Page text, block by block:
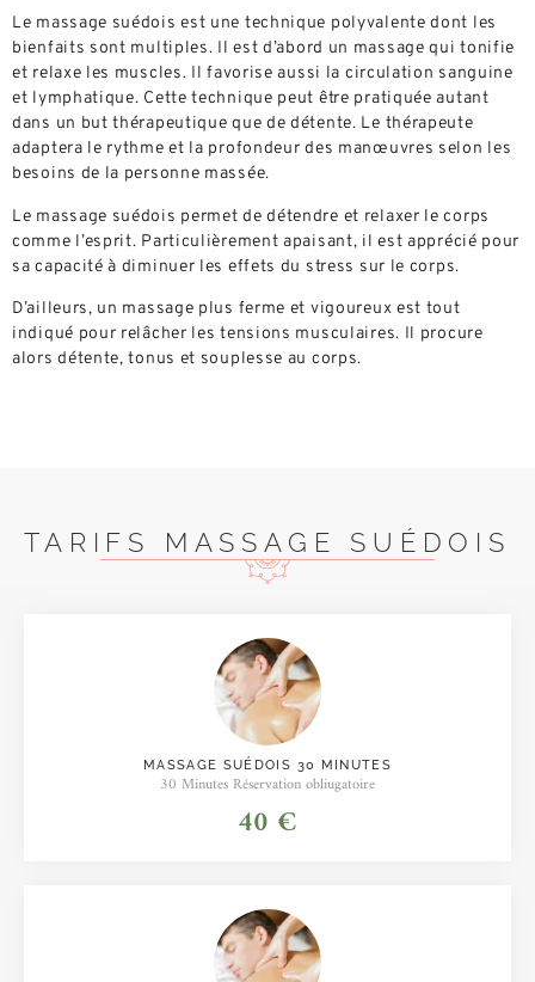
Le massage suédois est une technique polyvalente dont les
bienfaits sont multiples. Il est d’abord un massage qui tonifie
et relaxe les muscles. Il favorise aussi la circulation sanguine
et lymphatique. Cette technique peut être pratiquée autant
dans un but thérapeutique que de détente. Le thérapeute
adaptera le rythme et la profondeur des manœuvres selon les
besoins de la personne massée.
Le massage suédois permet de détendre et relaxer le corps
comme l’esprit. Particulièrement apaisant, il est apprécié pour
sa capacité à diminuer les effets du stress sur le corps.
D’ailleurs, un massage plus ferme et vigoureux est tout
indiqué pour relâcher les tensions musculaires. Il procure
alors détente, tonus et souplesse au corps.
TARIFS MASSAGE SUÉDOIS
MASSAGE SUÉDOIS 30 MINUTES
30 Minutes Réservation obliugatoire
40 €